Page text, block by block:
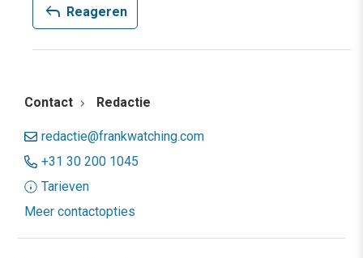
reply Reageren
Contact Redactie
redactie@frankwatching.com
+31 30 200 1045
Tarieven
Meer contactopties